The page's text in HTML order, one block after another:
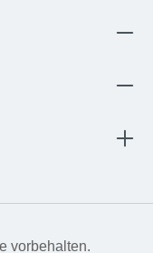
vorbehalten.